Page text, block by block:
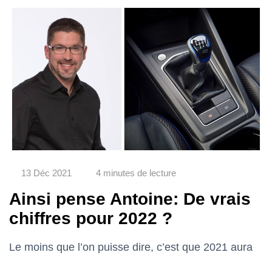
13 Déc 2021 4 minutes de lecture
Ainsi pense Antoine: De vrais
chiffres pour 2022 ?
Le moins que l’on puisse dire, c’est que 2021 aura